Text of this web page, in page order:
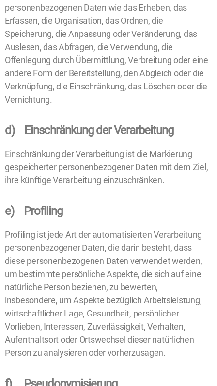
personenbezogenen Daten wie das Erheben, das
Erfassen, die Organisation, das Ordnen, die
Speicherung, die Anpassung oder Veränderung, das
Auslesen, das Abfragen, die Verwendung, die
Offenlegung durch Übermittlung, Verbreitung oder eine
andere Form der Bereitstellung, den Abgleich oder die
Verknüpfung, die Einschränkung, das Löschen oder die
Vernichtung.
d) Einschränkung der Verarbeitung
Einschränkung der Verarbeitung ist die Markierung
gespeicherter personenbezogener Daten mit dem Ziel,
ihre künftige Verarbeitung einzuschränken.
e) Profiling
Profiling ist jede Art der automatisierten Verarbeitung
personenbezogener Daten, die darin besteht, dass
diese personenbezogenen Daten verwendet werden,
um bestimmte persönliche Aspekte, die sich auf eine
natürliche Person beziehen, zu bewerten,
insbesondere, um Aspekte bezüglich Arbeitsleistung,
wirtschaftlicher Lage, Gesundheit, persönlicher
Vorlieben, Interessen, Zuverlässigkeit, Verhalten,
Aufenthaltsort oder Ortswechsel dieser natürlichen
Person zu analysieren oder vorherzusagen.